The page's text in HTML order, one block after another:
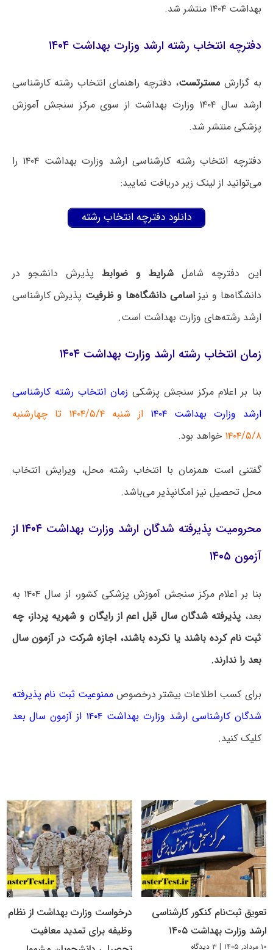
بهداشت ۱۴۰۴ منتشر شد.
دفترچه انتخاب رشته ارشد وزارت بهداشت ۱۴۰۴
به گزارش مسترتست، دفترچه راهنمای انتخاب رشته کارشناسی
ارشد سال ۱۴۰۴ وزارت بهداشت از سوی مرکز سنجش آموزش
پزشکی منتشر شد.
دفترچه انتخاب رشته کارشناسی ارشد وزارت بهداشت ۱۴۰۴ را
می‌توانید از لینک زیر دریافت نمایید:
دانلود دفترچه انتخاب رشته
این دفترچه شامل شرایط و ضوابط پذیرش دانشجو در
دانشگاه‌ها و نیزاسامی دانشگاه‌ها و ظرفیت پذیرش کارشناسی
ارشد رشته‌های وزارت بهداشت است.
زمان انتخاب رشته ارشد وزارت بهداشت ۱۴۰۴
بنا بر اعلام مرکز سنجش پزشکی زمان انتخاب رشته کارشناسی
ارشد وزارت بهداشت ۱۴۰۴
از شنبه ۱۴۰۴/۵/۴ تا چهارشنبه
۱۴۰۴/۵/۸ خواهد بود.
گفتنی است همزمان با انتخاب رشته محل، ویرایش انتخاب
محل تحصیل نیز امکانپذیر می‌باشد.
محرومیت پذیرفته شدگان ارشد وزارت بهداشت ۱۴۰۴ از
آزمون ۱۴۰۵
بنا بر اعلام مرکز سنجش آموزش پزشکی کشور، از سال ۱۴۰۴ به
بعد، پذیرفته شدگان سال قبل اعم از رایگان و شهریه پرداز، چه
ثبت نام کرده باشند یا نکرده باشند، اجازه شرکت در آزمون سال
بعد را ندارند.
برای کسب اطلاعات بیشتر درخصوصممنوعیت ثبت‌ نام پذیرفته‌
شدگان کارشناسی ارشد وزارت بهداشت ۱۴۰۴ از آزمون سال بعد
کلیک کنید.
تعویق ثبت‌نام کنکور کارشناسی
ارشد وزارت بهداشت ۱۴۰۵
۱۰ مرداد, ۱۴۰۵ | ۳ دیدگاه
درخواست وزارت بهداشت از نظام
وظیفه برای تمدید معافیت